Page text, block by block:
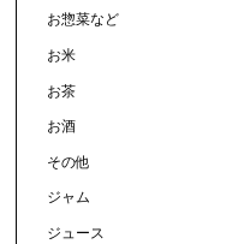
お惣菜など
お米
お茶
お酒
その他
ジャム
ジュース